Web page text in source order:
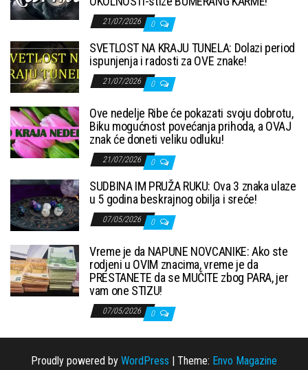
21/07/2026 0
SVETLOST NA KRAJU TUNELA: Dolazi period
ispunjenja i radosti za OVE znake!
21/07/2026 0
Ove nedelje Ribe će pokazati svoju dobrotu,
Biku mogućnost povećanja prihoda, a OVAJ
znak će doneti veliku odluku!
21/07/2026 0
SUDBINA IM PRUŽA RUKU: Ova 3 znaka ulaze
u 5 godina beskrajnog obilja i sreće!
07/05/2026 0
Vreme je da NAPUNE NOVCANIKE: Ako ste
rodjeni u OVIM znacima, vreme je da
PRESTANETE da se MUČITE zbog PARA, jer
vam one STIZU!
07/05/2026 0
Proudly powered by WordPress Theme: Envo Magazine